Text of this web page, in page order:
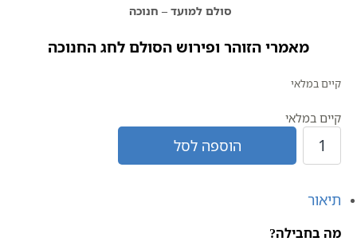
סולם למועד – חנוכה
מאמרי הזוהר ופירוש הסולם לחג החנוכה
קיים במלאי
קיים במלאי
הַתְחָלָה
|
קבלה
הוספה לסל
תיאור
מה בחבילה?